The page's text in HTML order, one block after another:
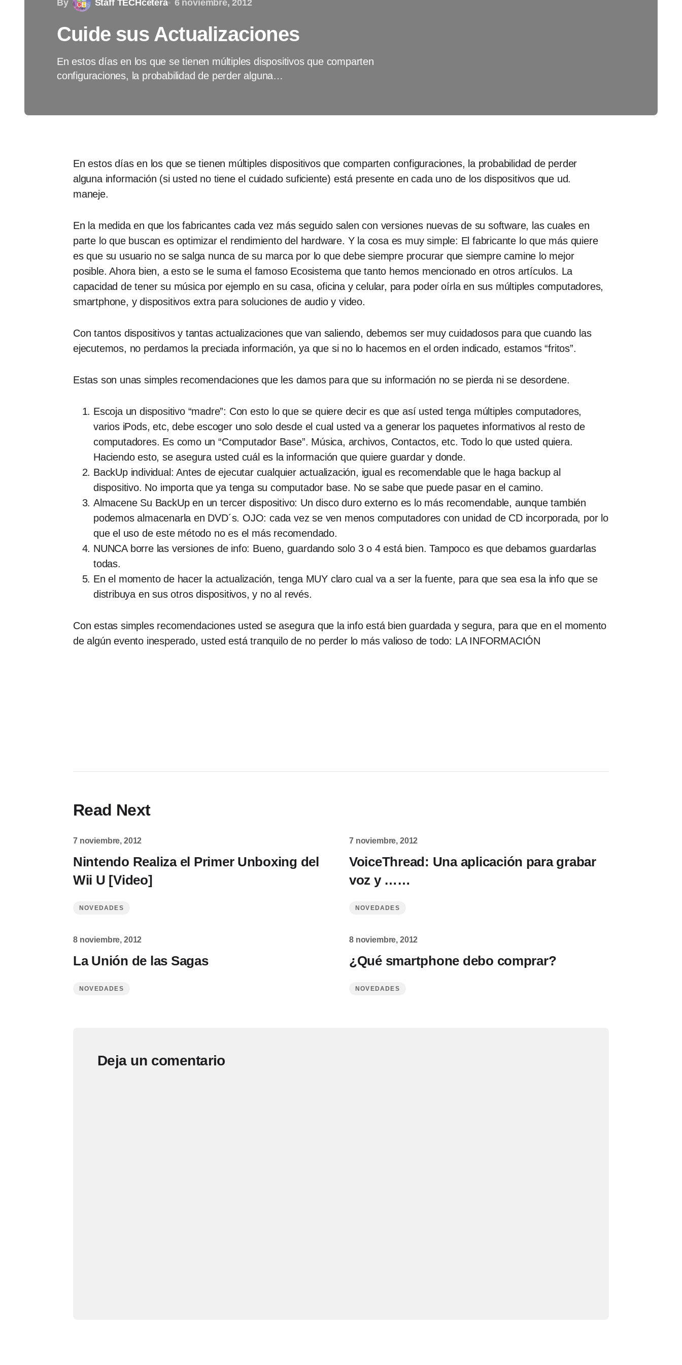
By Staff TECHcetera 6 noviembre, 2012
Cuide sus Actualizaciones
En estos días en los que se tienen múltiples dispositivos que comparten
configuraciones, la probabilidad de perder alguna…
En estos días en los que se tienen múltiples dispositivos que comparten configuraciones, la probabilidad de perder
alguna información (si usted no tiene el cuidado suficiente) está presente en cada uno de los dispositivos que ud.
maneje.
En la medida en que los fabricantes cada vez más seguido salen con versiones nuevas de su software, las cuales en
parte lo que buscan es optimizar el rendimiento del hardware. Y la cosa es muy simple: El fabricante lo que más quiere
es que su usuario no se salga nunca de su marca por lo que debe siempre procurar que siempre camine lo mejor
posible. Ahora bien, a esto se le suma el famoso Ecosistema que tanto hemos mencionado en otros artículos. La
capacidad de tener su música por ejemplo en su casa, oficina y celular, para poder oírla en sus múltiples computadores,
smartphone, y dispositivos extra para soluciones de audio y video.
Con tantos dispositivos y tantas actualizaciones que van saliendo, debemos ser muy cuidadosos para que cuando las
ejecutemos, no perdamos la preciada información, ya que si no lo hacemos en el orden indicado, estamos “fritos”.
Estas son unas simples recomendaciones que les damos para que su información no se pierda ni se desordene.
Escoja un dispositivo “madre”: Con esto lo que se quiere decir es que así usted tenga múltiples computadores,
varios iPods, etc, debe escoger uno solo desde el cual usted va a generar los paquetes informativos al resto de
computadores. Es como un “Computador Base”. Música, archivos, Contactos, etc. Todo lo que usted quiera.
Haciendo esto, se asegura usted cuál es la información que quiere guardar y donde.
BackUp individual: Antes de ejecutar cualquier actualización, igual es recomendable que le haga backup al
dispositivo. No importa que ya tenga su computador base. No se sabe que puede pasar en el camino.
Almacene Su BackUp en un tercer dispositivo: Un disco duro externo es lo más recomendable, aunque también
podemos almacenarla en DVD´s. OJO: cada vez se ven menos computadores con unidad de CD incorporada, por lo
que el uso de este método no es el más recomendado.
NUNCA borre las versiones de info: Bueno, guardando solo 3 o 4 está bien. Tampoco es que debamos guardarlas
todas.
En el momento de hacer la actualización, tenga MUY claro cual va a ser la fuente, para que sea esa la info que se
distribuya en sus otros dispositivos, y no al revés.
Con estas simples recomendaciones usted se asegura que la info está bien guardada y segura, para que en el momento
de algún evento inesperado, usted está tranquilo de no perder lo más valioso de todo: LA INFORMACIÓN
Read Next
7 noviembre, 2012
Nintendo Realiza el Primer Unboxing del
Wii U [Video]
NOVEDADES
7 noviembre, 2012
VoiceThread: Una aplicación para grabar
voz y ……
NOVEDADES
8 noviembre, 2012
La Unión de las Sagas
NOVEDADES
8 noviembre, 2012
¿Qué smartphone debo comprar?
NOVEDADES
Deja un comentario